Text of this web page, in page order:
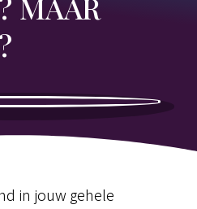
in jouw gehele